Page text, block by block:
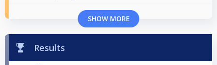
SHOW MORE
Results